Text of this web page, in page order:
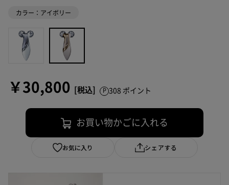
カラー：アイボリー
￥30,800 308 ポイント
お買い物かごに入れる
お気に入り シェアする